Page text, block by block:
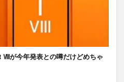
が今年発表との噂だけどめちゃ